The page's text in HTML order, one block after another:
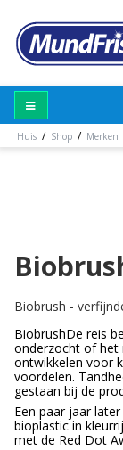
Huis / Shop / Merken
Biobrush -
BiobrushDe reis
onderzocht of het
ontwikkelen voor
voordelen.
gestaan bij de
Een paar jaar
bioplastic in
met de Red Dot